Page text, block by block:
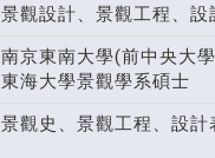
景觀設計、景觀工程、
南京東南大學(前中央大
東海大學景觀學系碩士
景觀史、景觀工程、設